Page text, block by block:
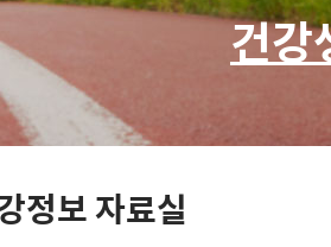
건강
정보 자료실